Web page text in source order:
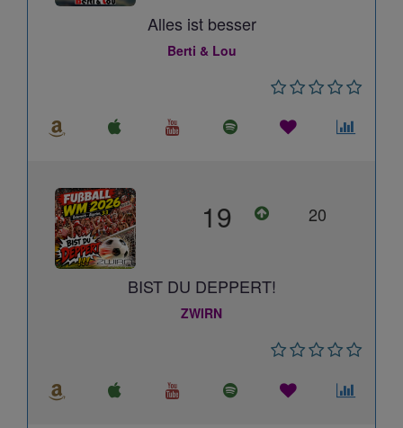
Alles ist besser
Berti & Lou
19 20
BIST DU DEPPERT!
ZWIRN